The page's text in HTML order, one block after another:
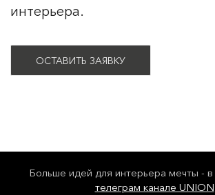
интерьера.
ОСТАВИТЬ ЗАЯВКУ
Больше идей для интерьера мечты -
телеграм канале UNION